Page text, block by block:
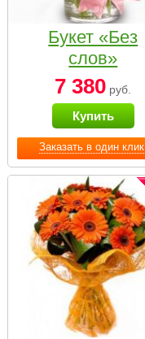
Заказать в один клик
Букет «Без
слов»
7 380 руб.
Купить